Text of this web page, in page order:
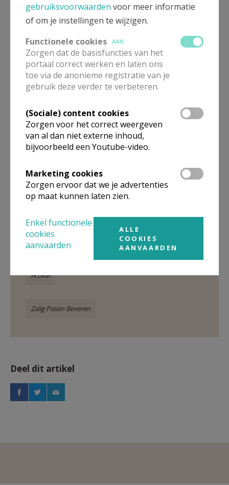
Zalig Pasen! © Bisdom Gent
Gepubliceerd door
Zwijndrecht
Meer
Artikel
Zalig Pasen Beveren
Deel dit artikel
gebruiksvoorwaarden voor meer informatie
of om je instellingen te wijzigen.
Functionele cookies
AAN
Zorgen dat de basisfuncties van het
portaal correct werken en laten ons
toe via de anonieme registratie van je
gebruik deze verder te verbeteren.
(Sociale) content cookies
Zorgen voor het correct weergeven
van al dan niet externe inhoud,
bijvoorbeeld een Youtube-video.
Marketing cookies
Zorgen ervoor dat we je advertenties
op maat kunnen laten zien.
Enkel functionele
cookies
aanvaarden
ALLE
COOKIES
AANVAARDEN